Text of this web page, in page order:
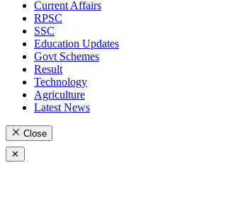
Current Affairs
RPSC
SSC
Education Updates
Govt Schemes
Result
Technology
Agriculture
Latest News
Close
✕